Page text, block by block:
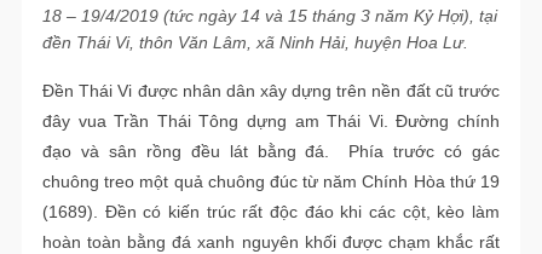
18 – 19/4/2019 (tức ngày 14 và 15 tháng 3 năm Kỷ Hợi), tại
đền Thái Vi, thôn Văn Lâm, xã Ninh Hải, huyện Hoa Lư.
Đền Thái Vi được nhân dân xây dựng trên nền đất cũ trước
đây vua Trần Thái Tông dựng am Thái Vi. Đường chính
đạo và sân rồng đều lát bằng đá. Phía trước có gác
chuông treo một quả chuông đúc từ năm Chính Hòa thứ 19
(1689). Đền có kiến trúc rất độc đáo khi các cột, kèo làm
hoàn toàn bằng đá xanh nguyên khối được chạm khắc rất